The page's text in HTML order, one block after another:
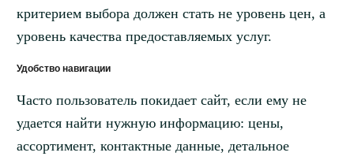
критерием выбора должен стать не уровень цен, а
уровень качества предоставляемых услуг.
Удобство навигации
Часто пользователь покидает сайт, если ему не
удается найти нужную информацию: цены,
ассортимент, контактные данные, детальное